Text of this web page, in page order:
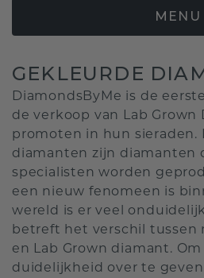
MENU
GEKLEURDE
DiamondsByMe is de
de verkoop van Lab Grown
promoten in hun sieraden.
diamanten zijn diamanten
specialisten worden
een nieuw fenomeen is
wereld is er veel
betreft het verschil tussen
en Lab Grown diamant.
duidelijkheid over te